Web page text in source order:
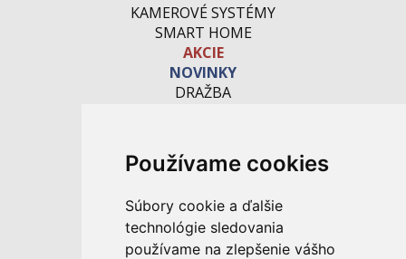
Používame cookies
Súbory cookie a ďalšie
technológie sledovania
používame na zlepšenie vášho
KAMEROVÉ SYSTÉMY
SMART HOME
AKCIE
NOVINKY
DRAŽBA
M. Rázusa 4795/34
955 01 Topoľčany
Slovenská republika